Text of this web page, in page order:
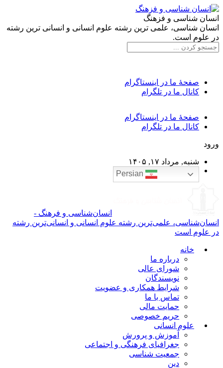
انسان شناسی و فزهنگ
انسان شناسی، علمی ترین رشته علوم انسانی و انسانی ترین رشته
در علوم است.
صفحۀ ما در اینستاگرام
کانال ما در تلگرام
صفحۀ ما در اینستاگرام
کانال ما در تلگرام
ورود
شنبه, مرداد ۱۷, ۱۴۰۵
انسان‌شناسی و فرهنگ -
انسان‌شناسی، علمی‌ترین رشته علوم انسانی و انسانی‌ترین رشته
در علوم است
خانه
درباره ما
شورای عالی
نویسندگان
شرایط همکاری و عضویت
تماس با ما
حمایت مالی
حریم خصوصی
علوم انسانی
آموزش و پرورش
جغرافیای فرهنگی و اجتماعی
جمعیت شناسی
دین